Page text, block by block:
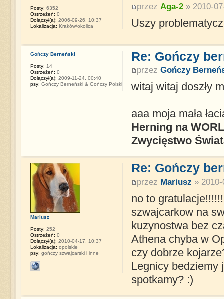
przez Aga-2» 2010-
Uszy
Posty: 6352
Ostrzeżeń: 0
Dołączył(a): 2006-09-26, 10:37
Lokalizacja: Kraków/okolica
Re: Gończy
przez Gończy
witaj witaj doszły
aaa moja mała
Herning na
Zwycięstwo
Gończy Berneński
Posty: 14
Ostrzeżeń: 0
Dołączył(a): 2009-11-24, 00:40
psy: Gończy Berneński & Gończy Polski
Re: Gończy
przez Mariusz »
no to
szwajcarkow na
kuzynostwa bez
Athena chyba w
czy dobrze
Legnicy bedziemy
spotkamy? :)
Mariusz
Posty: 252
Ostrzeżeń: 0
Dołączył(a): 2010-04-17, 10:37
Lokalizacja: opolskie
psy: gończy szwajcarski i inne